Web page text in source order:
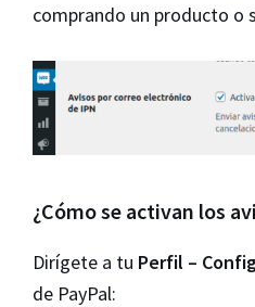
comprando un producto o
¿Cómo se activan los
Dirígete a tu Perfil –
de PayPal: